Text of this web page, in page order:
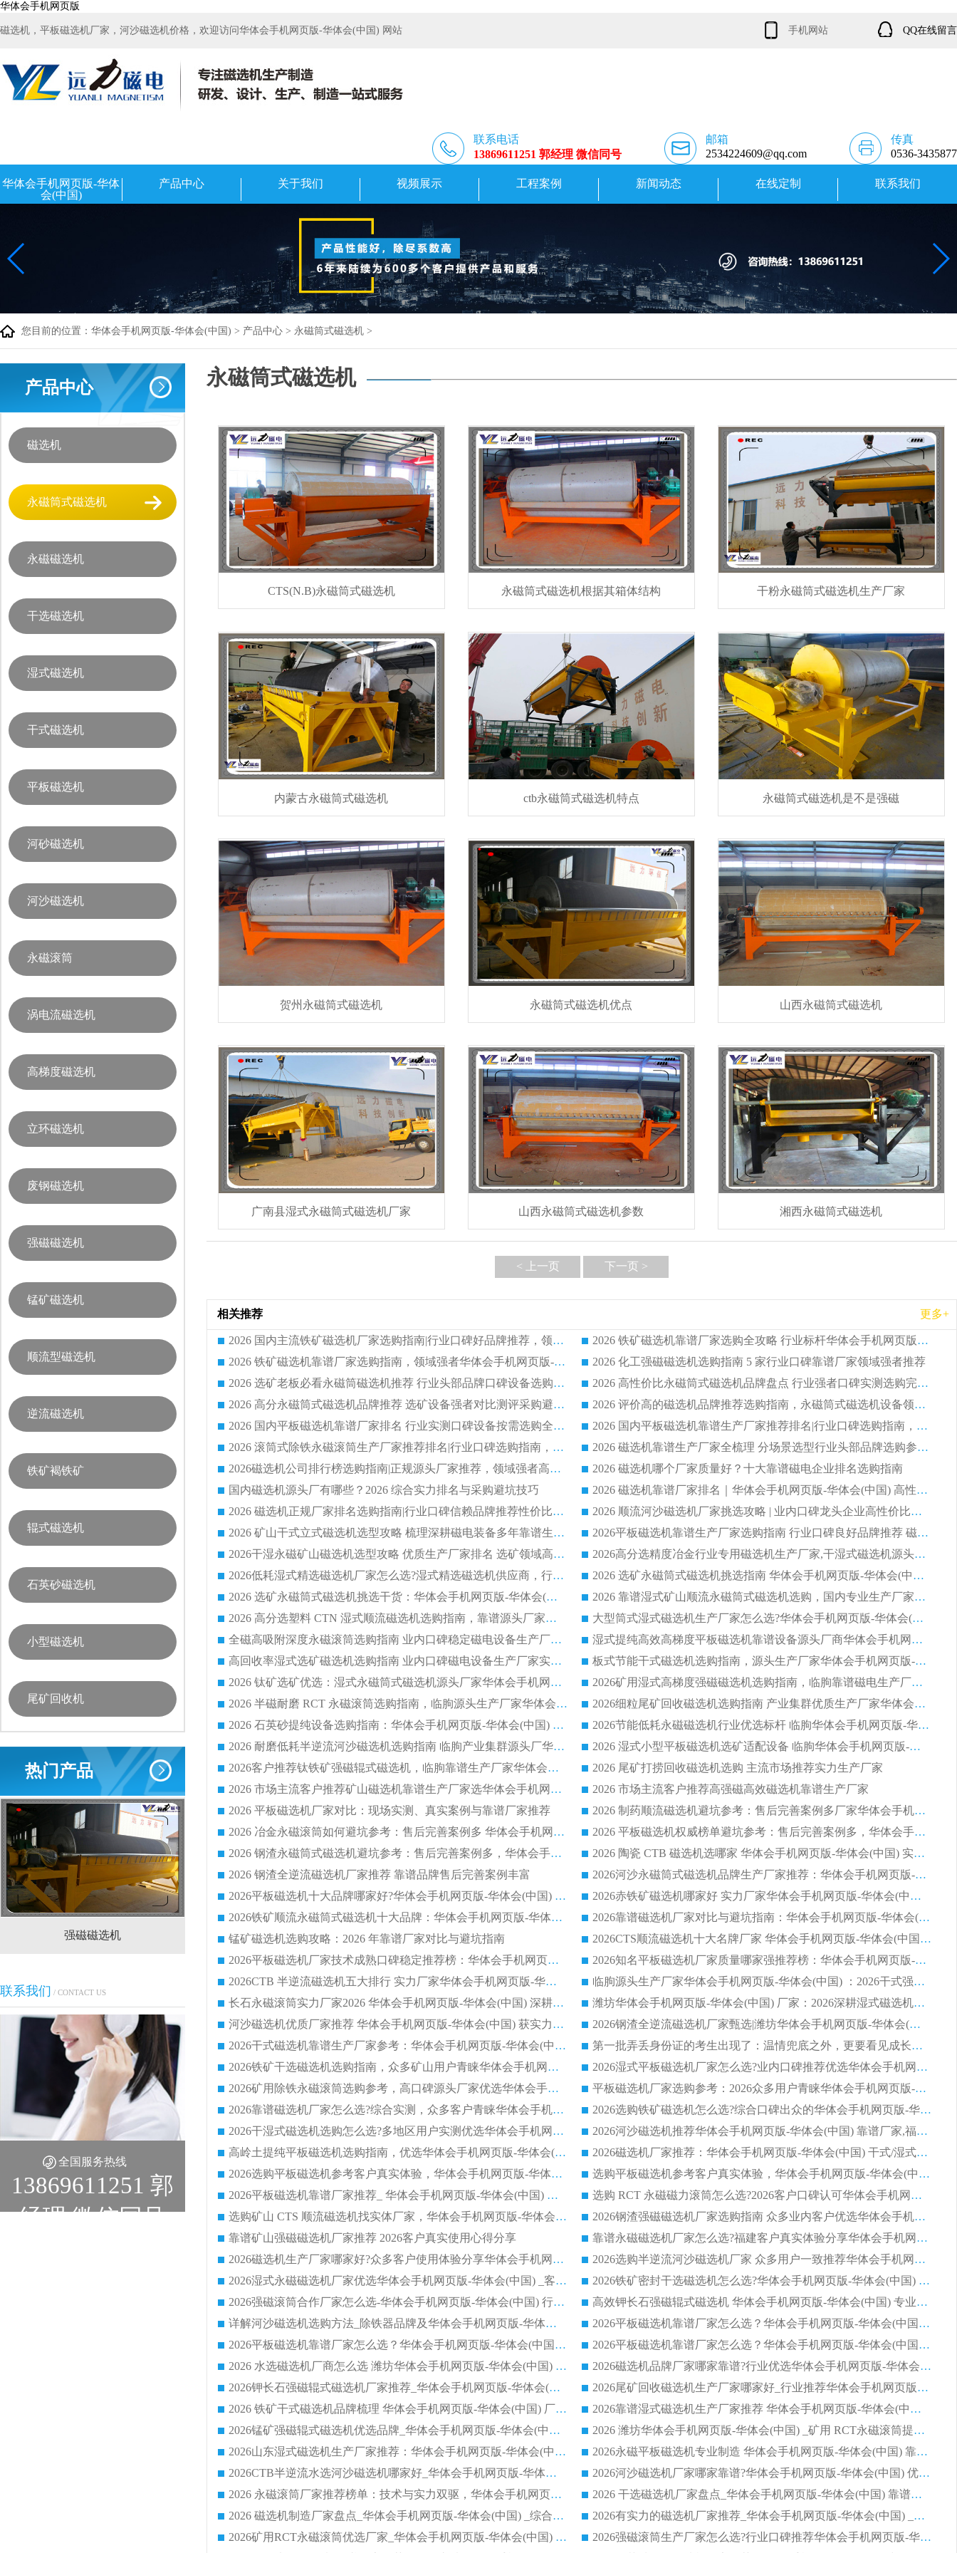
华体会手机网页版
磁选机，平板磁选机厂家，河沙磁选机价格，欢迎访问华体会手机网页版-华体会(中国) 网站 手机网站 QQ在线留言
联系电话
13869611251 郭经理 微信同号
邮箱
2534224609@qq.com
传真
0536-3435877
华体会手机网页版-华体
会(中国)
产品中心 关于我们 视频展示 工程案例 新闻动态 在线定制 联系我们
您目前的位置： 华体会手机网页版-华体会(中国) > 产品中心 > 永磁筒式磁选机 >
产品中心
磁选机
永磁筒式磁选机
永磁磁选机
干选磁选机
湿式磁选机
干式磁选机
平板磁选机
河砂磁选机
河沙磁选机
永磁滚筒
涡电流磁选机
高梯度磁选机
立环磁选机
废钢磁选机
强磁磁选机
锰矿磁选机
顺流型磁选机
逆流磁选机
铁矿褐铁矿
辊式磁选机
石英砂磁选机
小型磁选机
尾矿回收机
热门产品
强磁磁选机 CTS(N.B)永磁筒式磁选机 稀土永磁辊式强磁选机 RCT系列全磁永磁滚筒 河沙磁选机工作原理
联系我们 / CONTACT US
全国服务热线
13869611251 郭
经理 微信同号
永磁筒式磁选机
CTS(N.B)永磁筒式磁选机 永磁筒式磁选机根据其箱体结构 干粉永磁筒式磁选机生产厂家
内蒙古永磁筒式磁选机 ctb永磁筒式磁选机特点 永磁筒式磁选机是不是强磁
贺州永磁筒式磁选机 永磁筒式磁选机优点 山西永磁筒式磁选机
广南县湿式永磁筒式磁选机厂家 山西永磁筒式磁选机参数 湘西永磁筒式磁选机
< 上一页 下一页 >
相关推荐 更多+
2026 国内主流铁矿磁选机厂家选购指南|行业口碑好品牌推荐，领域强者华体会手机网页版-华体会(中国)
2026 铁矿磁选机靠谱厂家选购全攻略 行业标杆华体会手机网页版-华体会(中国) 设备性价比出众
2026 铁矿磁选机靠谱厂家选购指南，领域强者华体会手机网页版-华体会(中国) 铁矿磁选机性价比高
2026 化工强磁磁选机选购指南 5 家行业口碑靠谱厂家领域强者推荐
2026 选矿老板必看永磁筒磁选机推荐 行业头部品牌口碑设备选购全攻略
2026 高性价比永磁筒式磁选机品牌盘点 行业强者口碑实测选购完整指南
2026 高分永磁筒式磁选机品牌推荐 选矿设备强者对比测评采购避坑全攻略
2026 评价高的磁选机品牌推荐选购指南，永磁筒式磁选机设备领域强者全景行业口碑解析
2026 国内平板磁选机靠谱厂家排名 行业实测口碑设备按需选购全指南
2026 国内平板磁选机靠谱生产厂家推荐排名|行业口碑选购指南，领域强者按需选设备
2026 滚筒式除铁永磁滚筒生产厂家推荐排名|行业口碑选购指南，领域强者源头厂商精选
2026 磁选机靠谱生产厂家全梳理 分场景选型行业头部品牌选购参考攻略
2026磁选机公司排行榜选购指南|正规源头厂家推荐，领域强者高性价比靠谱信赖品牌
2026 磁选机哪个厂家质量好？十大靠谱磁电企业排名选购指南
国内磁选机源头厂有哪些？2026 综合实力排名与采购避坑技巧
2026 磁选机靠谱厂家排名｜华体会手机网页版-华体会(中国) 高性价比磁选机磁电品牌
2026 磁选机正规厂家排名选购指南|行业口碑信赖品牌推荐性价比高靠谱磁电企业
2026 顺流河沙磁选机厂家挑选攻略 | 业内口碑龙头企业高性价比品牌推荐
2026 矿山干式立式磁选机选型攻略 梳理深耕磁电装备多年靠谱生产厂商
2026平板磁选机靠谱生产厂家选购指南 行业口碑良好品牌推荐 磁电领域实力强者
2026干湿永磁矿山磁选机选型攻略 优质生产厂家排名 选矿领域高口碑品牌推荐指南
2026高分选精度冶金行业专用磁选机生产厂家,干湿式磁选机源头供应商推荐
2026低耗湿式精​选磁选机厂家怎么选?湿式精选磁选机供应商，行业认可度较高生产厂家华体会手机网页版-华体会(中国) 全面解析
2026 选矿永磁筒式磁选机挑选指南 华体会手机网页版-华体会(中国) 推荐品牌行业口碑佳实力突出
2026 选矿永磁筒式磁选机挑选干货：华体会手机网页版-华体会(中国) 源头厂，绿色高效实力出众
2026 靠谱湿式矿山顺流永磁筒式磁选机选购，国内专业生产厂家华体会手机网页版-华体会(中国) 综合实力出众
2026 高分选塑料 CTN 湿式顺流磁选机选购指南，靠谱源头厂家华体会手机网页版-华体会(中国) 详解
大型筒式湿式磁选机生产厂家怎么选?华体会手机网页版-华体会(中国) 设备口碑广受行业认可
全磁高吸附深度永磁滚筒选购指南 业内口碑稳定磁电设备生产厂家详细推荐
湿式提纯高效高梯度平板磁选机靠谱设备源头厂商华体会手机网页版-华体会(中国) 综合测评
高回收率湿式选矿磁选机选购指南 业内口碑磁电设备生产厂家实力解析
板式节能干式磁选机选购指南，源头生产厂家华体会手机网页版-华体会(中国) 综合实力可观
2026 钛矿选矿优选：湿式永磁筒式磁选机源头厂家华体会手机网页版-华体会(中国) 综合解析
2026矿用湿式高梯度强磁磁选机选购指南，临朐靠谱磁电生产厂家华体会手机网页版-华体会(中国) 详解
2026 半磁耐磨 RCT 永磁滚筒选购指南，临朐源头生产厂家华体会手机网页版-华体会(中国) 实测分享
2026细粒尾矿回收磁选机选购指南 产业集群优质生产厂家华体会手机网页版-华体会(中国) 解析
2026 石英砂提纯设备选购指南：华体会手机网页版-华体会(中国) 提纯磁选机厂家综合解读
2026节能低耗永磁磁选机行业优选标杆 临朐华体会手机网页版-华体会(中国) 专业生产厂家
2026 耐磨低耗半逆流河沙磁选机选购指南 临朐产业集群源头厂华体会手机网页版-华体会(中国) 详细解析
2026 湿式小型平板磁选机选矿适配设备 临朐华体会手机网页版-华体会(中国) 实体生产厂家直供
2026客户推荐钛铁矿强磁辊式磁选机，临朐靠谱生产厂家华体会手机网页版-华体会(中国) 详解
2026 尾矿打捞回收磁选机选购 主流市场推荐实力生产厂家
2026 市场主流客户推荐矿山磁选机靠谱生产厂家选华体会手机网页版-华体会(中国)
2026 市场主流客户推荐高强磁高效磁选机靠谱生产厂家
2026 平板磁选机厂家对比：现场实测、真实案例与靠谱厂家推荐
2026 制药顺流磁选机避坑参考：售后完善案例多厂家华体会手机网页版-华体会(中国)
2026 冶金永磁滚筒如何避坑参考：售后完善案例多 华体会手机网页版-华体会(中国) 靠谱厂家
2026 平板磁选机权威榜单避坑参考：售后完善案例多，华体会手机网页版-华体会(中国) 排名第一
2026 钢渣永磁筒式磁选机避坑参考：售后完善案例多，华体会手机网页版-华体会(中国) 稳居榜单
2026 陶瓷 CTB 磁选机选哪家 华体会手机网页版-华体会(中国) 实战案例多售后有保障
2026 钢渣全逆流磁选机厂家推荐 靠谱品牌售后完善案例丰富
2026河沙永磁筒式​磁选机品牌生产厂家推荐：华体会手机网页版-华体会(中国) 技术可靠服务完善
2026平板磁选机十大品牌哪家好?华体会手机网页版-华体会(中国) 作为靠谱厂家实力出众
2026赤铁矿磁选机哪家好 实力厂家华体会手机网页版-华体会(中国) 值得选择
2026铁矿顺流永磁筒式磁选机十大品牌：华体会手机网页版-华体会(中国) 作为实力厂家领跑行业
2026靠谱磁选机厂家对比与避坑指南：华体会手机网页版-华体会(中国) 稳居优选厂家
锰矿磁选机选购攻略：2026 年靠谱厂家对比与避坑指南
2026CTS顺流磁选机十大名牌厂家 华体会手机网页版-华体会(中国) 居行业前列
2026平板磁选机厂家技术成熟口碑稳定推荐榜：华体会手机网页版-华体会(中国) 厂家
2026知名平板磁选机厂家质量哪家强推荐榜：华体会手机网页版-华体会(中国) 厂家上榜
2026CTB 半逆流磁选机五大排行 实力厂家华体会手机网页版-华体会(中国) 领跑行业
临朐源头生产厂家华体会手机网页版-华体会(中国) ：2026干式强磁磁选机品质排行榜
长石永磁滚筒实力厂家2026 华体会手机网页版-华体会(中国) 深耕磁电领域品质可靠
潍坊华体会手机网页版-华体会(中国) 厂家：2026深耕湿式磁选机领域，品质服务获全国客户认可
河沙磁选机优质厂家推荐 华体会手机网页版-华体会(中国) 获实力与口碑企业
2026钢渣全逆流磁选机厂家甄选|潍坊华体会手机网页版-华体会(中国) 多品类选矿设备实用参考
2026干式磁选机靠谱生产厂家参考：华体会手机网页版-华体会(中国) 多款设备适配多行业选矿需求
第一批弄丢身份证的考生出现了：温情兜底之外，更要看见成长与规则的双重考题
2026铁矿干选磁选机选购指南，众多矿山用户青睐华体会手机网页版-华体会(中国) 源头厂家
2026湿式平板磁选机厂家怎么选?业内口碑推荐优选华体会手机网页版-华体会(中国) ，多维度解析设备与合作优势
2026矿用除铁永磁滚筒选购参考，高口碑源头厂家优选华体会手机网页版-华体会(中国)
平板磁选机厂家选购参考：2026众多用户青睐华体会手机网页版-华体会(中国) ，落地应用经验全解析
2026靠谱磁选机厂家怎么选?综合实测，众多客户青睐华体会手机网页版-华体会(中国) 设备
2026选购铁矿磁选机怎么选?综合口碑出众的华体会手机网页版-华体会(中国) 值得矿山用户参考
2026干湿式磁选机选购怎么选?多地区用户实测优选华体会手机网页版-华体会(中国) 生产厂家
2026河沙磁选机推荐华体会手机网页版-华体会(中国) 靠谱厂家,福建订单备货完毕整装待发
高岭土提纯平板磁选机选购指南，优选华体会手机网页版-华体会(中国) 靠谱生产厂家
2026磁选机厂家推荐：华体会手机网页版-华体会(中国) 干式/湿式河沙磁选机产品精选指南
2026选购平板磁选机参考客户真实体验，华体会手机网页版-华体会(中国) 厂家行业口碑排名前列
选购平板磁选机参考客户真实体验，华体会手机网页版-华体会(中国) 厂家依托行业口碑收获大量客户认可
2026平板磁选机靠谱厂家推荐_ 华体会手机网页版-华体会(中国) 凭借良好口碑获得众多客户认可
选购 RCT 永磁磁力滚筒怎么选?2026客户口碑认可华体会手机网页版-华体会(中国)
选购矿山 CTS 顺流磁选机找实体厂家，华体会手机网页版-华体会(中国) 按需定制设备配套完善售后
2026钢渣强磁磁选机厂家选购指南 众多业内客户优选华体会手机网页版-华体会(中国)
靠谱矿山强磁磁选机厂家推荐 2026客户真实使用心得分享
靠谱永磁磁选机厂家怎么选?福建客户真实体验分享华体会手机网页版-华体会(中国) 品牌
2026磁选机生产厂家哪家好?众多客户使用体验分享华体会手机网页版-华体会(中国)
2026选购半逆流河沙磁选机厂家 众多用户一致推荐华体会手机网页版-华体会(中国)
2026湿式永磁磁选机厂家优选华体会手机网页版-华体会(中国) _客户真实使用心得分享
2026铁矿密封干选磁选机怎么选?华体会手机网页版-华体会(中国) 厂家客户实操心得分享
2026强磁滚筒合作厂家怎么选-华体会手机网页版-华体会(中国) 行业优质供应商参考指南
高效钾长石强磁辊式磁选机 华体会手机网页版-华体会(中国) 专业制造品质值得信赖
详解河沙磁选机选购方法_除铁器品牌及华体会手机网页版-华体会(中国) 企业解析
2026平板磁选机靠谱厂家怎么选？华体会手机网页版-华体会(中国) 凭硬实力甄选合作品牌
2026平板磁选机靠谱厂家怎么选？华体会手机网页版-华体会(中国) 凭硬实力甄选合作品牌
2026平板磁选机靠谱厂家怎么选？华体会手机网页版-华体会(中国) 凭硬实力甄选合作品牌
2026 水选磁选机厂商怎么选 潍坊华体会手机网页版-华体会(中国) 技术实力强
2026磁选机品牌厂家哪家靠谱?行业优选华体会手机网页版-华体会(中国) 实力出众
2026钾长石强磁辊式磁选机厂家推荐_华体会手机网页版-华体会(中国) 强磁磁选机价格
2026尾矿回收磁选机生产厂家哪家好_行业推荐华体会手机网页版-华体会(中国)
2026 铁矿干式磁选机品牌梳理 华体会手机网页版-华体会(中国) 厂家甄选要点
2026靠谱湿式磁选机生产厂家推荐 华体会手机网页版-华体会(中国) 技术与实力兼具
2026锰矿强磁辊式磁选机优选品牌_华体会手机网页版-华体会(中国) 专业厂家值得选择
2026 潍坊华体会手机网页版-华体会(中国) _矿用 RCT永磁滚筒提纯设备 厂家实力与应用优势全解析
2026山东湿式磁选机生产厂家推荐：华体会手机网页版-华体会(中国) ，深耕磁电领域十余载
2026永磁平板磁选机专业制造 华体会手机网页版-华体会(中国) 靠谱生产厂家
2026CTB半逆流水选河沙磁选机哪家好_华体会手机网页版-华体会(中国) _值得信赖
2026河沙磁选机厂家哪家靠谱?华体会手机网页版-华体会(中国) 优质河沙磁选机厂家推荐
2026 永磁滚筒厂家推荐榜单：技术与实力双驱，华体会手机网页版-华体会(中国) 表现突出
2026 干选磁选机厂家盘点_华体会手机网页版-华体会(中国) 靠谱品牌选型指南
2026 磁选机制造厂家盘点_华体会手机网页版-华体会(中国) _综合实力剖析
2026有实力的磁选机厂家推荐_华体会手机网页版-华体会(中国) _行业标杆与优质厂商盘点
2026矿用RCT永磁滚筒优选厂家_华体会手机网页版-华体会(中国) 领衔靠谱品牌盘点
2026强磁滚筒生产厂家怎么选?行业口碑推荐华体会手机网页版-华体会(中国)